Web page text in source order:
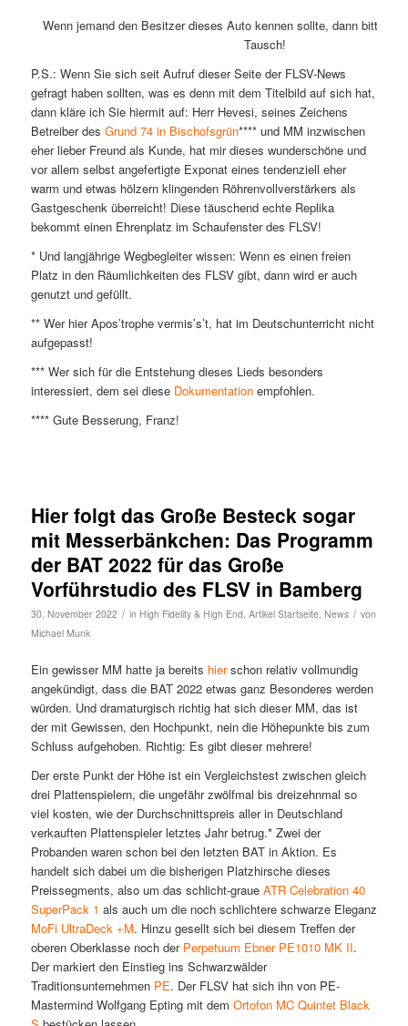
Wenn jemand den Besitzer dieses Auto kennen sollte, dann bitten
Tausch!
P.S.: Wenn Sie sich seit Aufruf dieser Seite der FLSV-News
gefragt haben sollten, was es denn mit dem Titelbild auf sich hat,
dann kläre ich Sie hiermit auf: Herr Hevesi, seines Zeichens
Betreiber des Grund 74 in Bischofsgrün**** und MM inzwischen
eher lieber Freund als Kunde, hat mir dieses wunderschöne und
vor allem selbst angefertigte Exponat eines tendenziell eher
warm und etwas hölzern klingenden Röhrenvollverstärkers als
Gastgeschenk überreicht! Diese täuschend echte Replika
bekommt einen Ehrenplatz im Schaufenster des FLSV!
* Und langjährige Wegbegleiter wissen: Wenn es einen freien
Platz in den Räumlichkeiten des FLSV gibt, dann wird er auch
genutzt und gefüllt.
** Wer hier Apos’trophe vermis’s’t, hat im Deutschunterricht nicht
aufgepasst!
*** Wer sich für die Entstehung dieses Lieds besonders
interessiert, dem sei diese Dokumentationempfohlen.
**** Gute Besserung, Franz!
Hier folgt das Große Besteck sogar
mit Messerbänkchen: Das Programm
der BAT 2022 für das Große
Vorführstudio des FLSV in Bamberg
30. November 2022 / in High Fidelity & High End, Artikel Startseite, News / von
Michael Munk
Ein gewisser MM hatte ja bereits hierschon relativ vollmundig
angekündigt, dass die BAT 2022 etwas ganz Besonderes werden
würden. Und dramaturgisch richtig hat sich dieser MM, das ist
der mit Gewissen, den Hochpunkt, nein die Höhepunkte bis zum
Schluss aufgehoben. Richtig: Es gibt dieser mehrere!
Der erste Punkt der Höhe ist ein Vergleichstest zwischen gleich
drei Plattenspielern, die ungefähr zwölfmal bis dreizehnmal so
viel kosten, wie der Durchschnittspreis aller in Deutschland
verkauften Plattenspieler letztes Jahr betrug.* Zwei der
Probanden waren schon bei den letzten BAT in Aktion. Es
handelt sich dabei um die bisherigen Platzhirsche dieses
Preissegments, also um das schlicht-graue ATR Celebration 40
SuperPack 1 als auch um die noch schlichtere schwarze Eleganz
MoFi UltraDeck +M. Hinzu gesellt sich bei diesem Treffen der
oberen Oberklasse noch der Perpetuum Ebner PE1010 MK II.
Der markiert den Einstieg ins Schwarzwälder
Traditionsunternehmen PE. Der FLSV hat sich ihn von PE-
Mastermind Wolfgang Epting mit dem Ortofon MC Quintet Black